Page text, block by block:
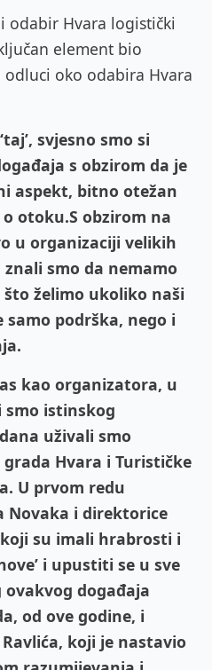
odabir Hvara logistički
element bio
oko odabira Hvara
svjesno smo si
s obzirom da je
aspekt, bitno otežan
o otoku.S obzirom na
u organizaciji velikih
smo da nemamo
želimo ukoliko naši
podrška, nego i
kao organizatora, u
istinskog
uživali smo
Hvara i Turističke
U prvom redu
Novaka i direktorice
su imali hrabrosti i
i upustiti se u sve
događaja
od ove godine, i
koji je nastavio